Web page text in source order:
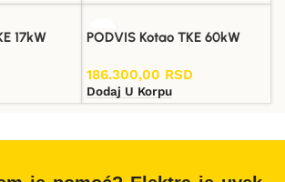
17kW PODVIS Kotao TKE 60kW
186.300,00 RSD
Dodaj U Korpu